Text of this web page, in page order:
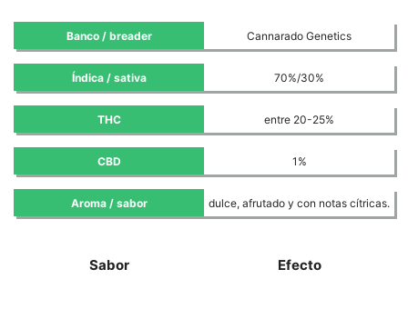
Banco / breader Cannarado Genetics
Índica / sativa 70%/30%
THC entre 20-25%
CBD 1%
Aroma / sabor dulce, afrutado y con notas cítricas.
Sabor Efecto